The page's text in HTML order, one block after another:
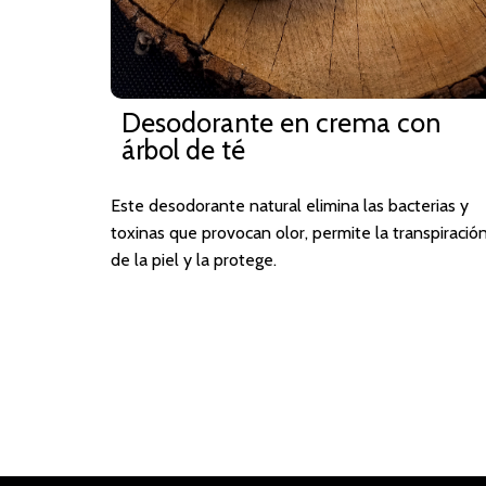
Desodorante en crema con
árbol de té
Este desodorante natural elimina las bacterias y
toxinas que provocan olor, permite la
de la piel y la protege.